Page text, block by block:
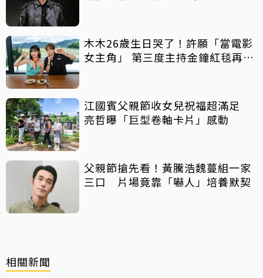
木木26歲生日哭了！許願「當電影
女主角」 第三度主持金鐘紅毯再喊
江國賓父親節收女兒祝福超滿足
亮哲曝「巨型卷軸卡片」感動
父親節搶先看！黃騰浩魏蔓組一家
三口 片場竟靠「嚇人」培養默契
相關新聞